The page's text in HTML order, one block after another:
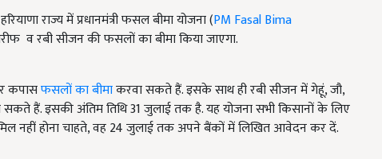
राज्य में प्रधानमंत्री फसल बीमा योजना (PM Fasal Bima
व रबी सीजन की फसलों का बीमा किया जाएगा.
कपासफसलों का बीमाकरवा सकते हैं. इसके साथ ही रबी सीजन में गेहूं, जौ,
हैं. इसकी अंतिम तिथि 31 जुलाई तक है. यह योजना सभी किसानों के लिए
नहीं होना चाहते, वह 24 जुलाई तक अपने बैंकों में लिखित आवेदन कर दें.